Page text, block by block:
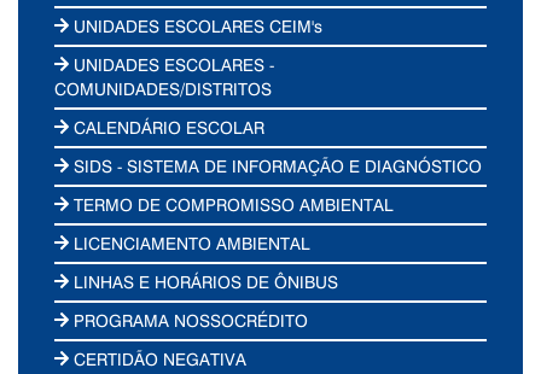
UNIDADES ESCOLARES CEIM's
UNIDADES ESCOLARES -
COMUNIDADES/DISTRITOS
CALENDÁRIO ESCOLAR
SIDS - SISTEMA DE INFORMAÇÃO E DIAGNÓSTICO
TERMO DE COMPROMISSO AMBIENTAL
LICENCIAMENTO AMBIENTAL
LINHAS E HORÁRIOS DE ÔNIBUS
PROGRAMA NOSSOCRÉDITO
CERTIDÃO NEGATIVA